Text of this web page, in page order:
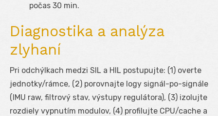
počas 30 min.
Diagnostika a analýza
zlyhaní
Pri odchýlkach medzi SIL a HIL postupujte: (1) overte
jednotky/rámce, (2) porovnajte logy signál-po-signále
(IMU raw, filtrový stav, výstupy regulátora), (3) izolujte
rozdiely vypnutím modulov, (4) profilujte CPU/cache a